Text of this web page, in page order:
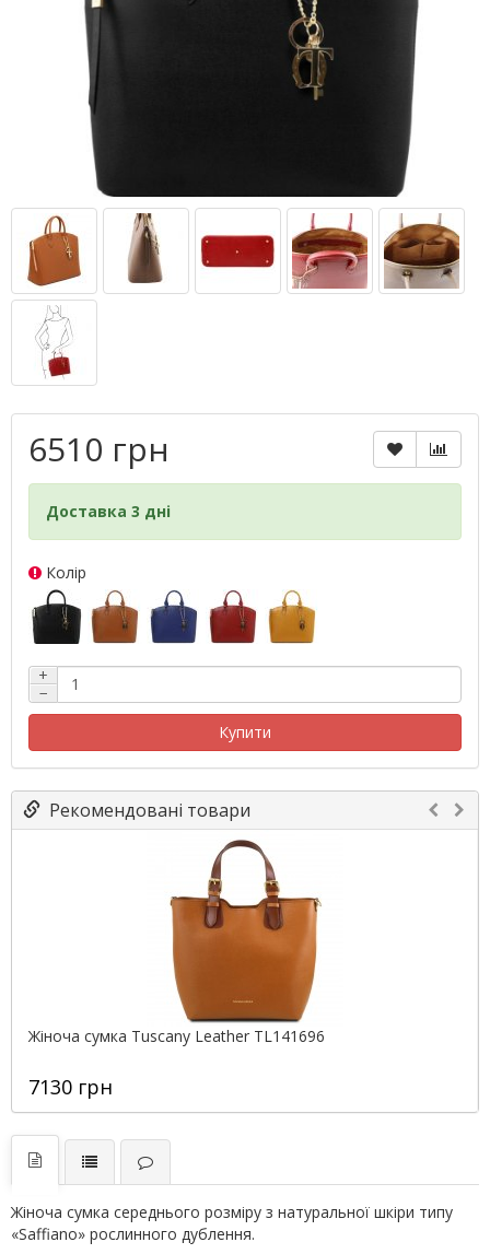
6510 грн
Доставка 3 дні
Колір
+
−
Купити
Рекомендовані товари
Жіноча сумка Tuscany Leather TL141696
7130 грн
Жіноча сумка середнього розміру з натуральної шкіри типу
«Saffiano» рослинного дублення.